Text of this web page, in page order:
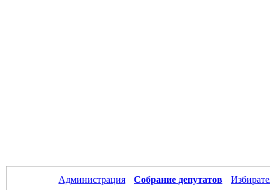
Администрация Собрание депутатов